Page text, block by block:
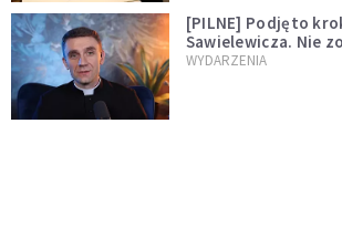
[PILNE] Podjęto
Sawielewicza. Nie
mediach
WYDARZENIA